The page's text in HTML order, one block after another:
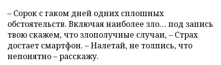
– Сорок с гаком дней одних сплошных
обстоятельств. Включая наиболее зло… под запись
твою скажем, что злополучные случаи, – Страх
достает смартфон. – Налетай, не толпись, что
непонятно – расскажу.